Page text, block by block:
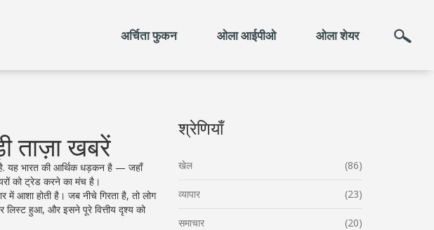
अर्चिता फुकन ओला आईपीओ ओला शेयर
ताज़ा खबरें
. यह भारत की आर्थिक धड़कन है — जहाँ
को ट्रेड करने का मंच है।
आशा होती है। जब नीचे गिरता है, तो लोग
हुआ, और इसने पूरे वित्तीय दृश्य को
श्रेणियाँ
खेल (86)
व्यापार (23)
समाचार (20)